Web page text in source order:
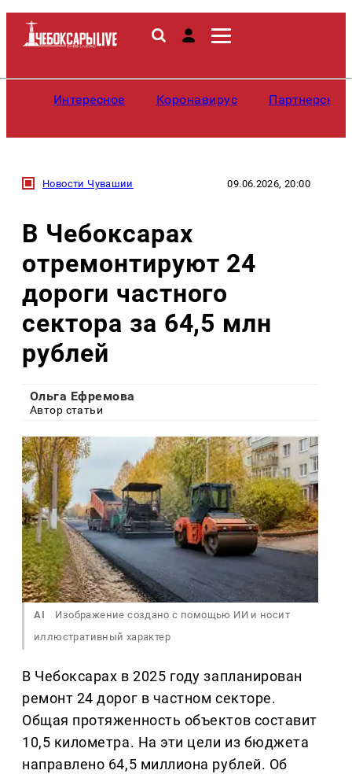
Интересное Коронавирус
Новости Чувашии 09.06.2026, 20:00
В Чебоксарах
отремонтируют 24
дороги частного
сектора за 64,5 млн
рублей
Ольга Ефремова
Автор статьи
AI
Изображение создано с помощью ИИ и носит
иллюстративный характер
В Чебоксарах в 2025 году запланирован
ремонт 24 дорог в частном секторе.
Общая протяженность объектов составит
10,5 километра. На эти цели из бюджета
направлено 64,5 миллиона рублей. Об